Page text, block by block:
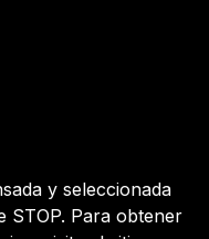
y seleccionada
STOP. Para obtener